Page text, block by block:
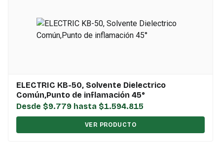
ELECTRIC KB-50, Solvente Dielectrico
Común,Punto de inflamación 45°
Desde $9.779 hasta $1.594.815
VER PRODUCTO